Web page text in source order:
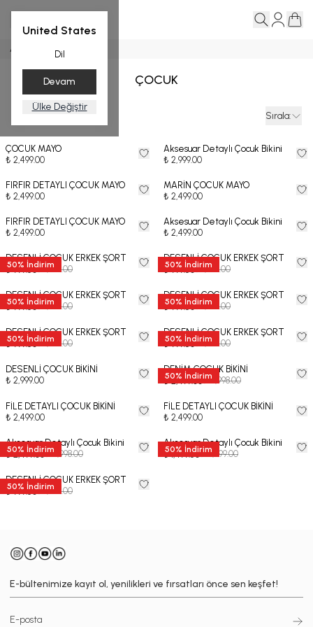
United States
Dil
Devam
Ülke Değiştir
Ana Sayfa ÇOCUK
ÇOCUK
Sırala:
ÇOCUK MAYO
₺ 2,499.00
Aksesuar Detaylı Çocuk Bikini
₺ 2,999.00
FIRFIR DETAYLI ÇOCUK MAYO
₺ 2,499.00
MARİN ÇOCUK MAYO
₺ 2,499.00
FIRFIR DETAYLI ÇOCUK MAYO
₺ 2,499.00
Aksesuar Detaylı Çocuk Bikini
₺ 2,499.00
50% İndirim
DESENLİ ÇOCUK ERKEK ŞORT
₺ 999.50₺ 1,999.00 50% İndirim
DESENLİ ÇOCUK ERKEK ŞORT
₺ 999.50₺ 1,999.00
50% İndirim
DESENLİ ÇOCUK ERKEK ŞORT
₺ 999.50₺ 1,999.00 50% İndirim
DESENLİ ÇOCUK ERKEK ŞORT
₺ 999.50₺ 1,999.00
50% İndirim
DESENLİ ÇOCUK ERKEK ŞORT
₺ 999.50₺ 1,999.00 50% İndirim
DESENLİ ÇOCUK ERKEK ŞORT
₺ 999.50₺ 1,999.00
DESENLİ ÇOCUK BİKİNİ
₺ 2,999.00
50% İndirim
DENİM ÇOCUK BİKİNİ
₺ 2,499.00 ₺ 4,998.00
FİLE DETAYLI ÇOCUK BİKİNİ
₺ 2,499.00
FİLE DETAYLI ÇOCUK BİKİNİ
₺ 2,499.00
50% İndirim
Aksesuar Detaylı Çocuk Bikini
₺ 2,499.00 ₺ 4,998.00 50% İndirim
Aksesuar Detaylı Çocuk Bikini
₺ 1,499.50₺ 2,999.00
50% İndirim
DESENLİ ÇOCUK ERKEK ŞORT
₺ 999.50₺ 1,999.00
E-bültenimize kayıt ol, yenilikleri ve fırsatları önce sen keşfet!